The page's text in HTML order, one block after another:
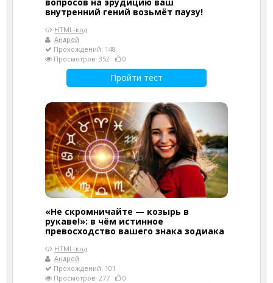
внутренний гений возьмёт паузу!
HTML-код
Андрей
Прохождений: 148
Просмотров: 352
0
Пройти тест
«Не скромничайте — козырь в
рукаве!»: в чём истинное
превосходство вашего знака зодиака
HTML-код
Андрей
Прохождений: 101
Просмотров: 277
0